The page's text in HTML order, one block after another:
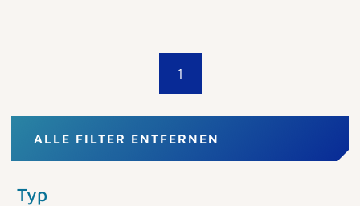
1
ALLE FILTER ENTFERNEN
Typ